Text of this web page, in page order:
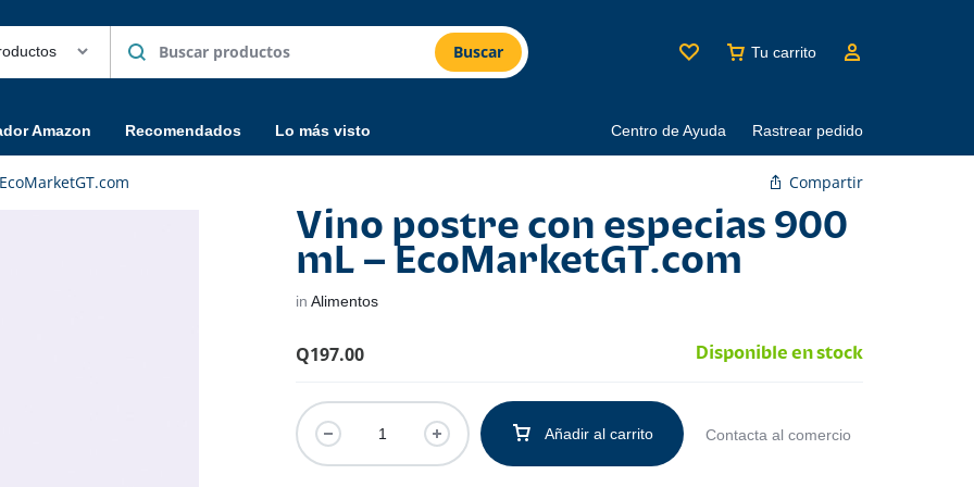
Buscar Tu carrito
Amazon Recomendados Lo más visto Centro de Ayuda Rastrear pedido
Compartir
Vino postre con especias 900
mL – EcoMarketGT.com
inAlimentos
Q197.00 Disponible en stock
Añadir al carrito Contacta al comercio